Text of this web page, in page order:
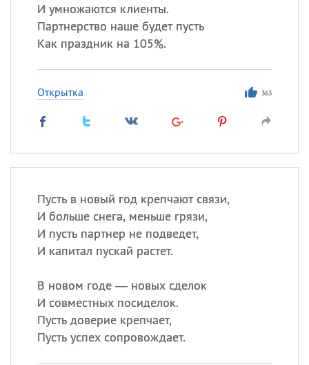
И умножаются клиенты.
Партнерство наше будет пусть
Как праздник на 105%.
Открытка 363
Пусть в новый год крепчают связи,
И больше снега, меньше грязи,
И пусть партнер не подведет,
И капитал пускай растет.
В новом годе — новых сделок
И совместных посиделок.
Пусть доверие крепчает,
Пусть успех сопровождает.
ИМЕНА
Сегодня празднуют именины
, Афанасий,Борис
происхождение